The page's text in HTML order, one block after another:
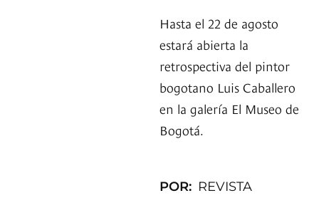
Hasta el 22 de agosto
estará abierta la
retrospectiva del pintor
bogotano Luis Caballero
en la galería El Museo de
Bogotá.
POR: REVISTA